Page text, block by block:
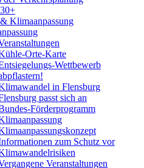
Klimaanpassung
Orte-Karte
Wettbewerb
in Flensburg
passt sich an
Förderprogramm
zum Schutz vor
Veranstaltungen